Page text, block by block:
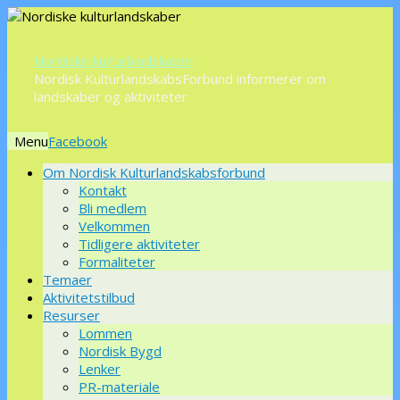
Nordiske kulturlandskaber
Nordisk KulturlandskabsForbund informerer om
landskaber og aktiviteter
Menu
VidereOm Nordisk Kulturlandskabsforbund
Kontakt
Bli medlem
Velkommen
Tidligere aktiviteter
Formaliteter
Temaer
Aktivitetstilbud
Resurser
Lommen
Nordisk Bygd
Lenker
PR-materiale